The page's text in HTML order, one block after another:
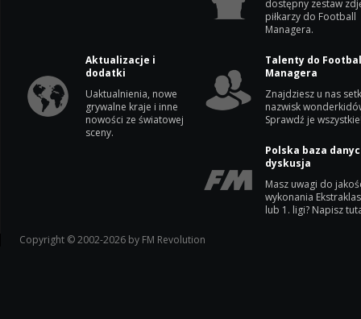
dostępny zestaw
piłkarzy do Football
Managera.
Aktualizacje i
dodatki
Uaktualnienia, nowe
grywalne kraje i inne
nowości ze światowej
sceny.
Talenty do
Managera
Znajdziesz u nas
nazwisk
Sprawdź je
Polska baza
dyskusja
Masz uwagi do
wykonania
lub 1. ligi? Napisz
Copyright © 2002-2026 by FM Revolution